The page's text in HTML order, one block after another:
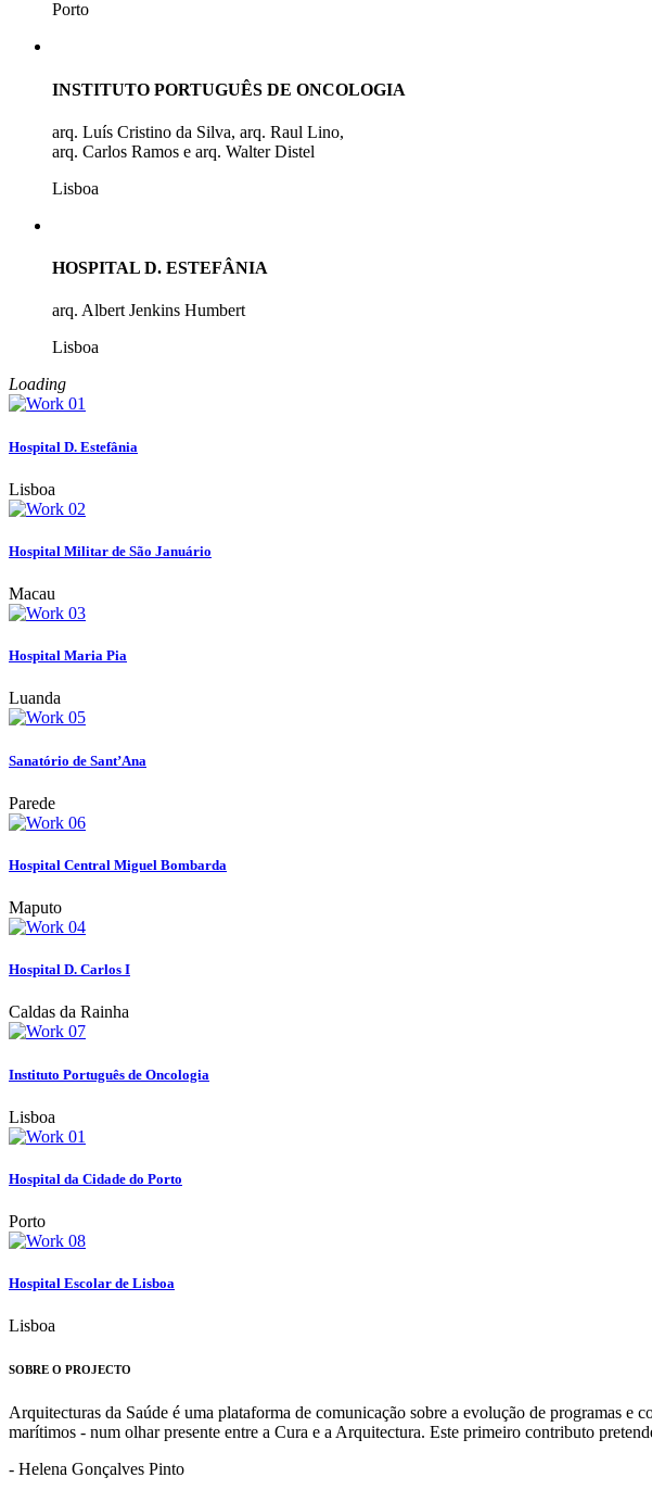
Porto
INSTITUTO PORTUGUÊS DE ONCOLOGIA
arq. Luís Cristino da Silva, arq. Raul Lino,
arq. Carlos Ramos e arq. Walter Distel
Lisboa
HOSPITAL D. ESTEFÂNIA
arq. Albert Jenkins Humbert
Lisboa
Loading
Hospital D. Estefânia
Lisboa
Hospital Militar de São Januário
Macau
Hospital Maria Pia
Luanda
Sanatório de Sant’Ana
Parede
Hospital Central Miguel Bombarda
Maputo
Hospital D. Carlos I
Caldas da Rainha
Instituto Português de Oncologia
Lisboa
Hospital da Cidade do Porto
Porto
Hospital Escolar de Lisboa
Lisboa
SOBRE O PROJECTO
Arquitecturas da Saúde é uma plataforma de comunicação sobre a evolução de programas e
marítimos - num olhar presente entre a Cura e a Arquitectura. Este primeiro contributo
- Helena Gonçalves Pinto